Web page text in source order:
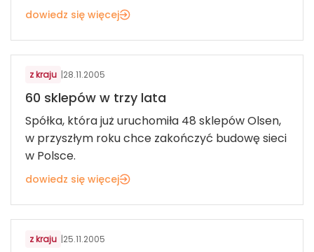
dowiedz się więcej
MODA
z kraju |28.11.2005
60 sklepów w trzy lata
Spółka, która już uruchomiła 48 sklepów Olsen,
w przyszłym roku chce zakończyć budowę sieci
w Polsce.
dowiedz się więcej
MODA
z kraju |25.11.2005